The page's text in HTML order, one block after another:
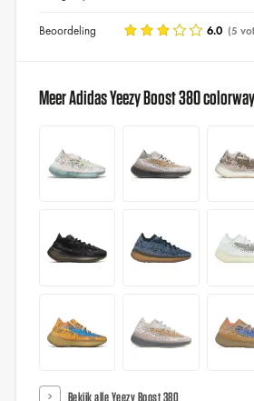
Beoordeling 6.0 (5
Meer Adidas Yeezy Boost 380
Bekijk alle Yeezy Boost 380